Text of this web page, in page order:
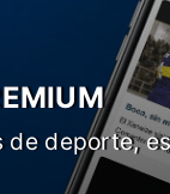
de deporte,